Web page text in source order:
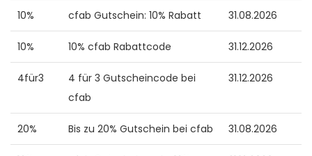
10% cfab Gutschein: 10% Rabatt 31.08.2026
10% 10% cfab Rabattcode 31.12.2026
4für3
4 für 3 Gutscheincode bei
cfab
31.12.2026
20% Bis zu 20% Gutschein bei cfab 31.08.2026